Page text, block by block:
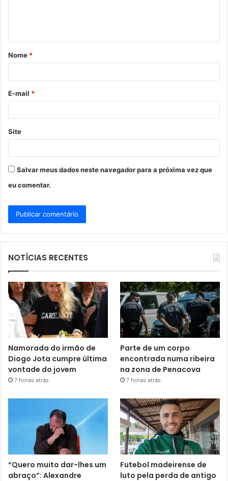
á
r
*
Nome *
E-mail *
Site
Salvar meus dados neste navegador para a próxima vez que
eu comentar.
NOTÍCIAS RECENTES
Namorada do irmão de
Diogo Jota cumpre última
vontade do jovem
7 horas atrás
Parte de um corpo
encontrada numa ribeira
na zona de Penacova
7 horas atrás
“Quero muito dar-lhes um
abraço”: Alexandre
Futebol madeirense de
luto pela perda de antigo